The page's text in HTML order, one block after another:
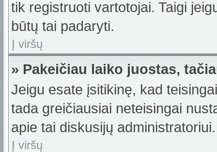
tik registruoti vartotojai. Taigi
būtų tai padaryti.
Į viršų
» Pakeičiau laiko juostas,
Jeigu esate įsitikinę, kad
tada greičiausiai neteisingai
apie tai diskusijų administratoriui.
Į viršų